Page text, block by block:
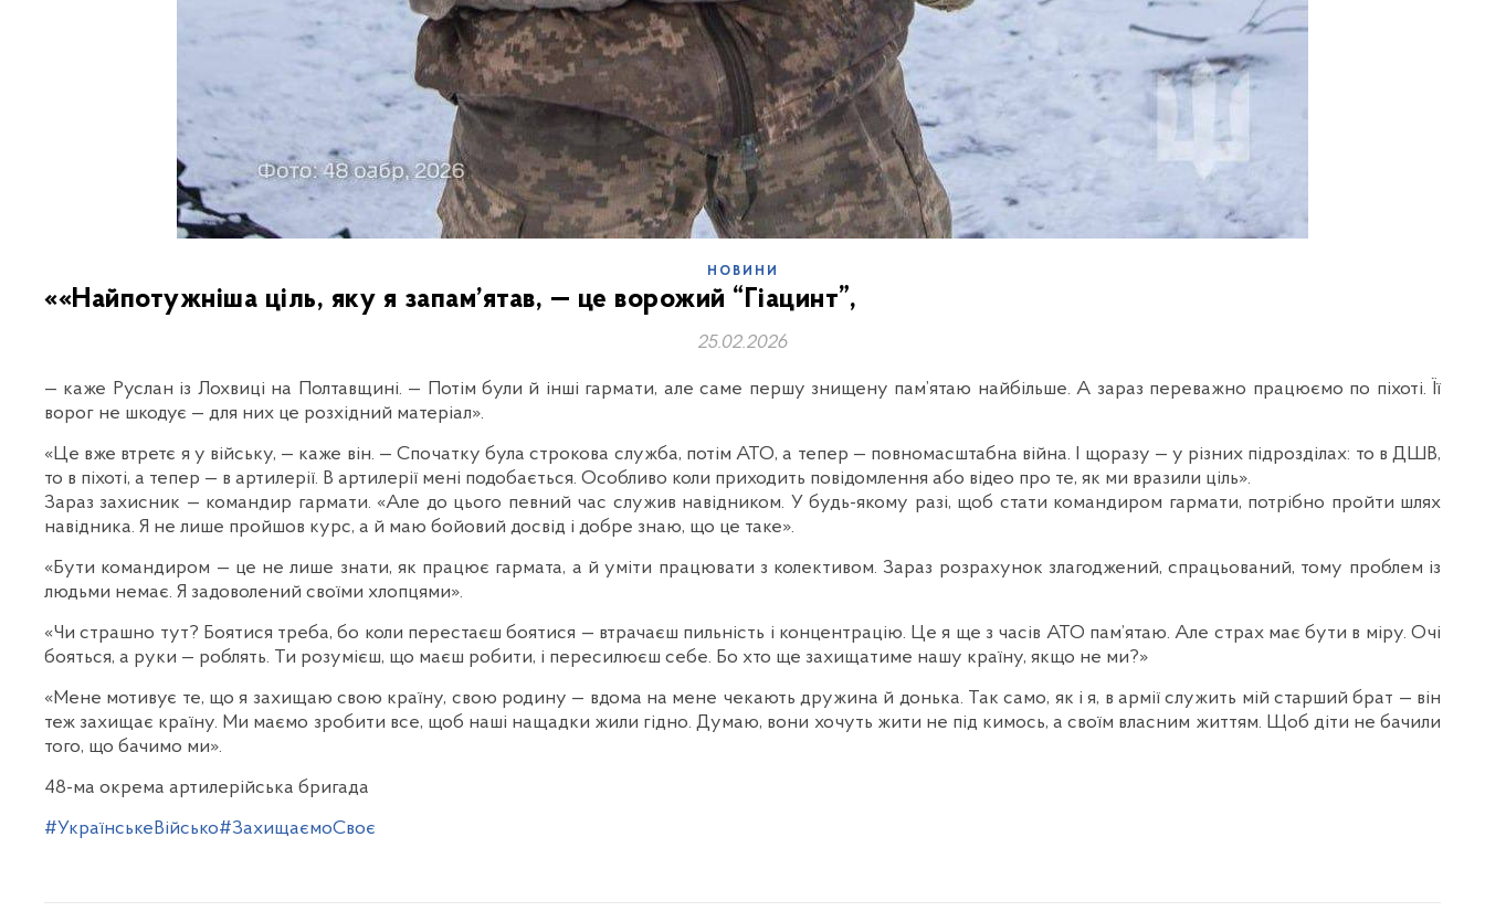
НОВИНИ
««Найпотужніша ціль, яку я запам’ятав, — це ворожий “Гіацинт”,
25.02.2026
— каже Руслан із Лохвиці на Полтавщині. — Потім були й інші гармати, але саме першу знищену пам’ятаю найбільше. А зараз переважно працюємо по піхоті. Її
ворог не шкодує — для них це розхідний матеріал».
«Це вже втретє я у війську, — каже він. — Спочатку була строкова служба, потім АТО, а тепер — повномасштабна війна. І щоразу — у різних підрозділах: то в ДШВ,
то в піхоті, а тепер — в артилерії. В артилерії мені подобається. Особливо коли приходить повідомлення або відео про те, як ми вразили ціль».
Зараз захисник — командир гармати. «Але до цього певний час служив навідником. У будь-якому разі, щоб стати командиром гармати, потрібно пройти шлях
навідника. Я не лише пройшов курс, а й маю бойовий досвід і добре знаю, що це таке».
«Бути командиром — це не лише знати, як працює гармата, а й уміти працювати з колективом. Зараз розрахунок злагоджений, спрацьований, тому проблем із
людьми немає. Я задоволений своїми хлопцями».
«Чи страшно тут? Боятися треба, бо коли перестаєш боятися — втрачаєш пильність і концентрацію. Це я ще з часів АТО пам’ятаю. Але страх має бути в міру. Очі
бояться, а руки — роблять. Ти розумієш, що маєш робити, і пересилюєш себе. Бо хто ще захищатиме нашу країну, якщо не ми?»
«Мене мотивує те, що я захищаю свою країну, свою родину — вдома на мене чекають дружина й донька. Так само, як і я, в армії служить мій старший брат — він
теж захищає країну. Ми маємо зробити все, щоб наші нащадки жили гідно. Думаю, вони хочуть жити не під кимось, а своїм власним життям. Щоб діти не бачили
того, що бачимо ми».
48-ма окрема артилерійська бригада
#УкраїнськеВійсько#ЗахищаємоСвоє